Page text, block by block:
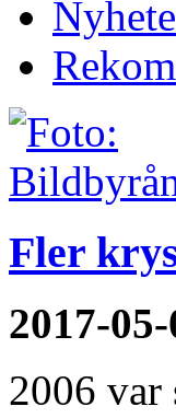
Fler
2017-
2006 var